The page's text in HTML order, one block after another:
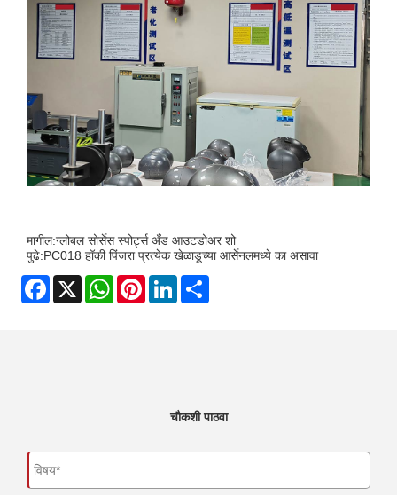
मागील:ग्लोबल सोर्सेस स्पोर्ट्स अँड आउटडोअर शो
पुढे:PC018 हॉकी पिंजरा प्रत्येक खेळाडूच्या आर्सेनलमध्ये का असावा
Facebook
X WhatsAppPinterestLinkedIn
चौकशी पाठवा